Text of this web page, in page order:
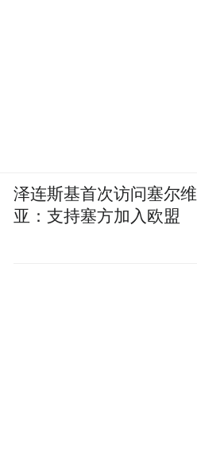
泽连斯基首次访问塞尔维
亚：支持塞方加入欧盟